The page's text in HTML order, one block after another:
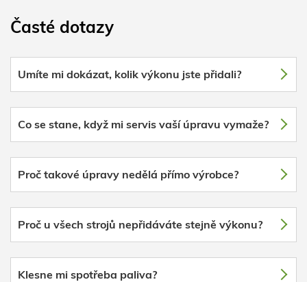
Časté dotazy
Umíte mi dokázat, kolik výkonu jste přidali?
Co se stane, když mi servis vaší úpravu vymaže?
Proč takové úpravy nedělá přímo výrobce?
Proč u všech strojů nepřidáváte stejně výkonu?
Klesne mi spotřeba paliva?